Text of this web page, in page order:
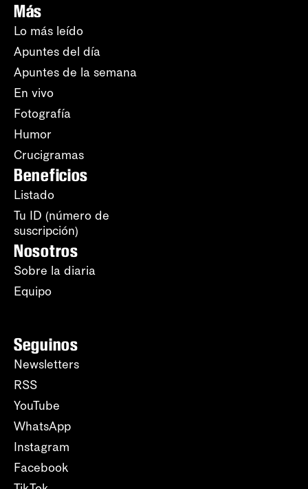
Más
Lo más leído
Apuntes del día
Apuntes de la semana
En vivo
Fotografía
Humor
Crucigramas
Beneficios
Listado
Tu ID (número de
suscripción)
Nosotros
Sobre la diaria
Equipo
Seguinos
Newsletters
RSS
YouTube
WhatsApp
Instagram
Facebook